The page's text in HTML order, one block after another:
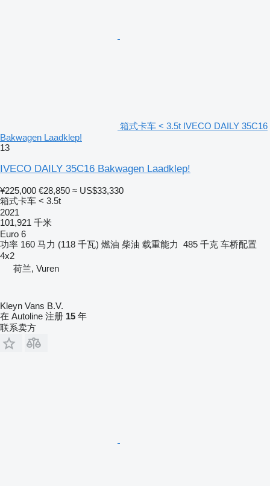
箱式卡车 < 3.5t IVECO DAILY 35C16
Bakwagen Laadklep!
13
IVECO DAILY 35C16 Bakwagen Laadklep!
¥225,000 €28,850 ≈ US$33,330
箱式卡车 < 3.5t
2021
101,921 千米
Euro 6
功率 160 马力 (118 千瓦) 燃油 柴油 载重能力 485 千克 车桥配置
4x2
荷兰, Vuren
Kleyn Vans B.V.
在 Autoline 注册 15 年
联系卖方